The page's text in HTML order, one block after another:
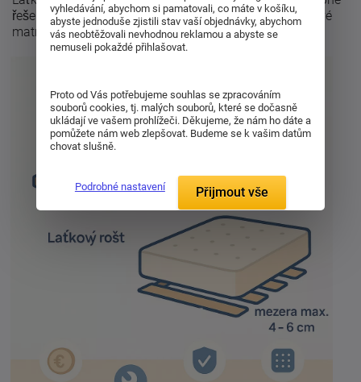
řešení, které se hodí zejména pro pěnové nebo pružinové
matrace s vyšším jádrem.
vyhledávání, abychom si pamatovali, co máte v košíku,
abyste jednoduše zjistili stav vaší objednávky, abychom
vás neobtěžovali nevhodnou reklamou a abyste se
nemuseli pokaždé přihlašovat.
Proto od Vás potřebujeme souhlas se zpracováním
souborů cookies, tj. malých souborů, které se dočasně
ukládají ve vašem prohlížeči. Děkujeme, že nám ho dáte a
pomůžete nám web zlepšovat. Budeme se k vašim datům
chovat slušně.
Podrobné nastavení Přijmout vše